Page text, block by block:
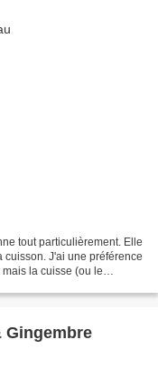
tout particulièrement. Elle
cuisson. J'ai une préférence
la cuisse (ou le
Gingembre